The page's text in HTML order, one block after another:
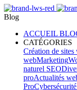
Blog
ACCUEIL
CATÉGORIES
Création de sites
webMarketing
naturel SEO
proActualités
ProCybersécurité